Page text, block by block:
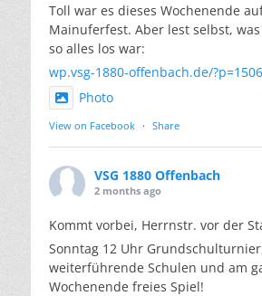
Toll war es dieses Wochenende
Mainuferfest. Aber lest selbst, was
so alles los war:
wp.vsg-1880-offenbach.de/
Photo
View on Facebook · Share
VSG 1880 Offenbach
2 months ago
Kommt vorbei, Herrnstr. vor der
Sonntag 12 Uhr
weiterführende Schulen und am
Wochenende freies Spiel!